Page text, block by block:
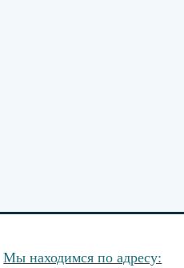
Мы находимся по адресу: